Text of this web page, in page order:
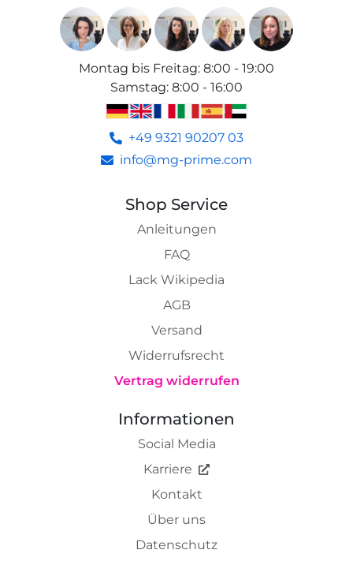
Montag bis Freitag: 8:00 - 19:00
Samstag: 8:00 - 16:00
+49 9321 90207 03
info@mg-prime.com
Shop Service
Anleitungen
FAQ
Lack Wikipedia
AGB
Versand
Widerrufsrecht
Vertrag widerrufen
Informationen
Social Media
Karriere
Kontakt
Über uns
Datenschutz